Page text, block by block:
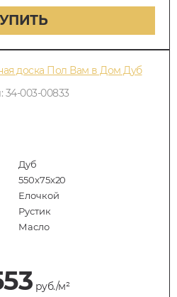
доска Пол Вам в Дом Дуб
34-003-00833
Дуб
550x75x20
Елочкой
Рустик
Масло
руб./м²